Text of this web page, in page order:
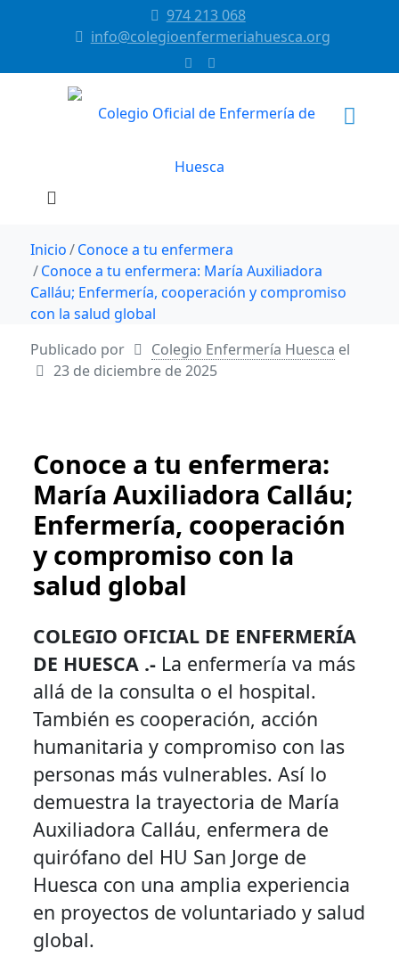
974 213 068
info@colegioenfermeriahuesca.org
Inicio
Conoce a tu enfermera
Conoce a tu enfermera: María Auxiliadora
Calláu; Enfermería, cooperación y compromiso
con la salud global
Publicado por
Colegio Enfermería Huesca el
23 de diciembre de 2025
Conoce a tu enfermera:
María Auxiliadora Calláu;
Enfermería, cooperación
y compromiso con la
salud global
COLEGIO OFICIAL DE ENFERMERÍA
DE HUESCA .- La enfermería va más
allá de la consulta o el hospital.
También es cooperación, acción
humanitaria y compromiso con las
personas más vulnerables. Así lo
demuestra la trayectoria de María
Auxiliadora Calláu, enfermera de
quirófano del HU San Jorge de
Huesca con una amplia experiencia
en proyectos de voluntariado y salud
global.